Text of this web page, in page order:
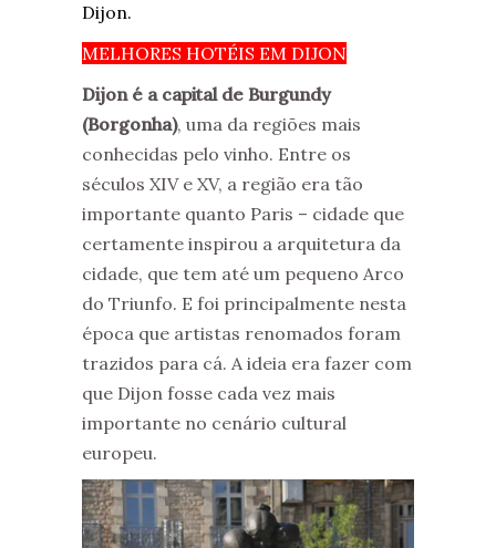
Dijon.
MELHORES HOTÉIS EM DIJON
Dijon é a capital de Burgundy
(Borgonha), uma da regiões mais
conhecidas pelo vinho. Entre os
séculos XIV e XV, a região era tão
importante quanto Paris – cidade que
certamente inspirou a arquitetura da
cidade, que tem até um pequeno Arco
do Triunfo. E foi principalmente nesta
época que artistas renomados foram
trazidos para cá. A ideia era fazer com
que Dijon fosse cada vez mais
importante no cenário cultural
europeu.